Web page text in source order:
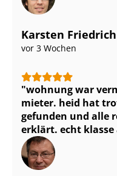
Karsten Friedrich
vor 3 Wochen
wohnung war
mieter. heid hat
gefunden und alle
erklärt. echt